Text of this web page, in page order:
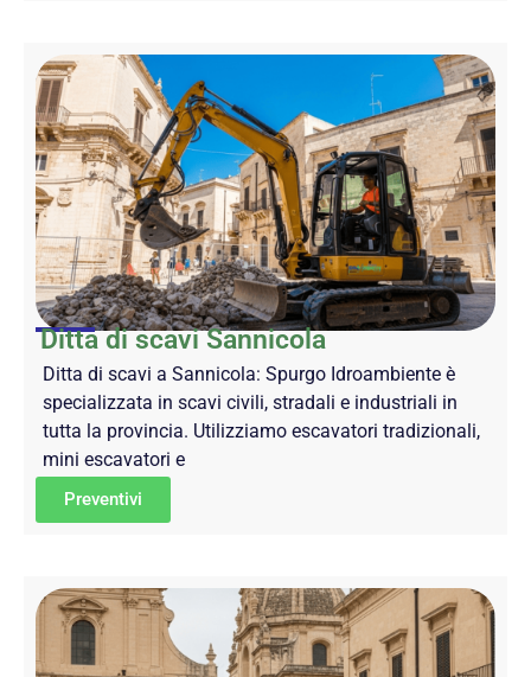
Ditta di scavi Sannicola
Ditta di scavi a Sannicola: Spurgo Idroambiente è
specializzata in scavi civili, stradali e industriali in
tutta la provincia. Utilizziamo escavatori tradizionali,
mini escavatori e
Preventivi